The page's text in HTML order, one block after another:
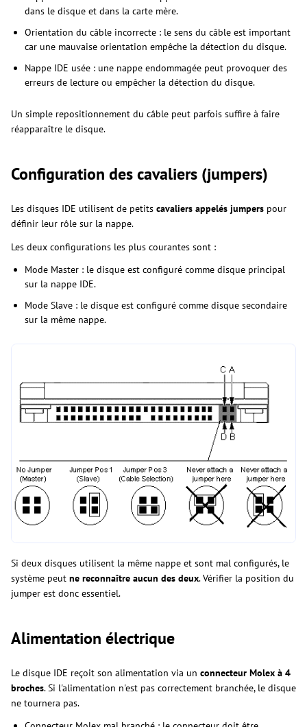
dans le disque et dans la carte mère.
Orientation du câble incorrecte : le sens du câble est important
car une mauvaise orientation empêche la détection du disque.
Nappe IDE usée : une nappe endommagée peut provoquer des
erreurs de lecture ou empêcher la détection du disque.
Un simple repositionnement du câble peut parfois suffire à faire
réapparaître le disque.
Configuration des cavaliers (jumpers)
Les disques IDE utilisent de petits cavaliers appelés jumpers pour
définir leur rôle sur la nappe.
Les deux configurations les plus courantes sont :
Mode Master : le disque est configuré comme disque principal
sur la nappe IDE.
Mode Slave : le disque est configuré comme disque secondaire
sur la même nappe.
Si deux disques utilisent la même nappe et sont mal configurés, le
système peut ne reconnaître aucun des deux. Vérifier la position du
jumper est donc essentiel.
Alimentation électrique
Le disque IDE reçoit son alimentation via un connecteur Molex à 4
broches. Si l'alimentation n'est pas correctement branchée, le disque
ne tournera pas.